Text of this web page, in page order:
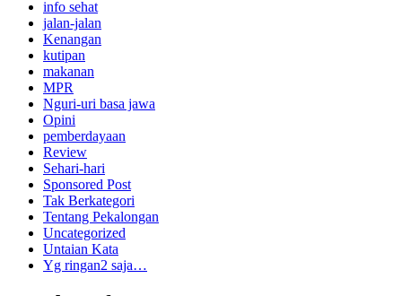
info sehat
jalan-jalan
Kenangan
kutipan
makanan
MPR
Nguri-uri basa jawa
Opini
pemberdayaan
Review
Sehari-hari
Sponsored Post
Tak Berkategori
Tentang Pekalongan
Uncategorized
Untaian Kata
Yg ringan2 saja…